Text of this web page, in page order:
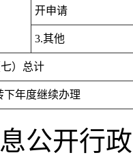
开申请
3.其他
七）总计
下年度继续办理
公开行